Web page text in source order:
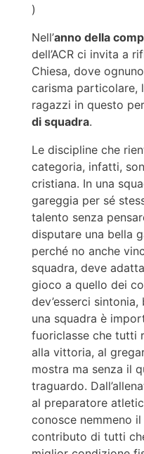
)
Nell’anno della
dell’ACR ci invita a
Chiesa, dove
carisma particolare,
ragazzi in questo
di squadra.
Le discipline che
categoria, infatti,
cristiana. In una
gareggia per sé
talento senza
disputare una bella
perché no anche
squadra, deve
gioco a quello dei
dev’esserci
una squadra è
fuoriclasse che tutti
alla vittoria, al
mostra ma senza il
traguardo.
al preparatore
conosce nemmeno
contributo di tutti